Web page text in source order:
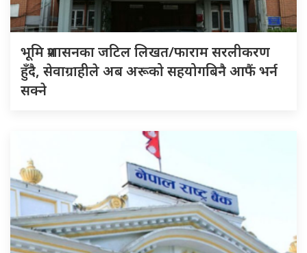
भूमि प्रशासनका जटिल लिखत/फाराम सरलीकरण
हुँदै, सेवाग्राहीले अब अरूको सहयोगबिनै आफैं भर्न
सक्ने